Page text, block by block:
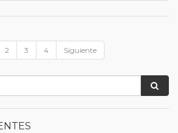
2 3 4 Siguiente